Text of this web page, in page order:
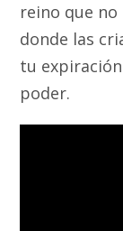
reino que
donde las
tu
poder.